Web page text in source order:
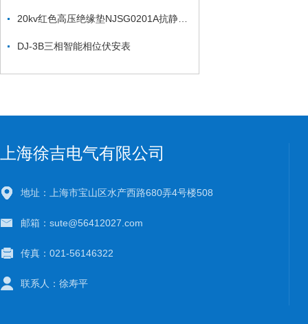
DJ-3B三相智能相位伏安表
上海徐吉电气有限公司
地址：上海市宝山区水产西路680弄4号楼508
邮箱：sute@56412027.com
传真：021-56146322
联系人：徐寿平